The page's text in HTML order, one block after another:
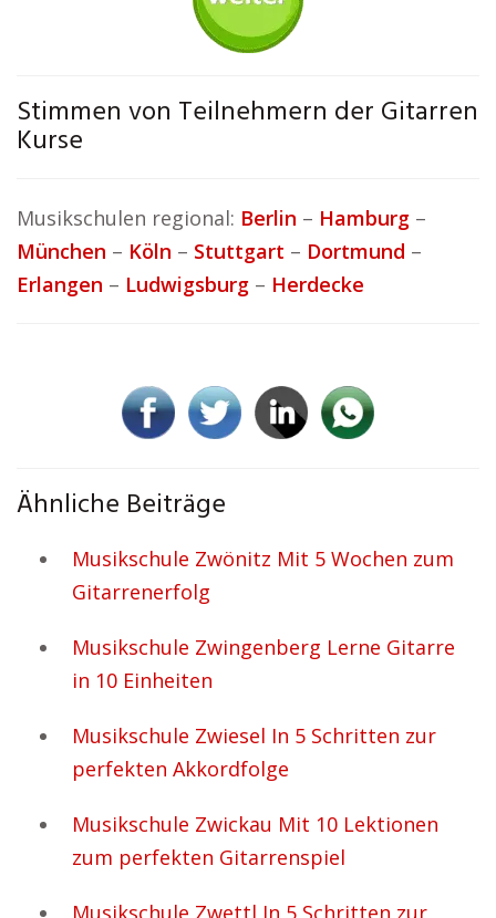
Stimmen von Teilnehmern der Gitarren
Kurse
Musikschulen regional: Berlin – Hamburg –
München – Köln – Stuttgart – Dortmund –
Erlangen – Ludwigsburg – Herdecke
Ähnliche Beiträge
Musikschule Zwönitz Mit 5 Wochen zum
Gitarrenerfolg
Musikschule Zwingenberg Lerne Gitarre
in 10 Einheiten
Musikschule Zwiesel In 5 Schritten zur
perfekten Akkordfolge
Musikschule Zwickau Mit 10 Lektionen
zum perfekten Gitarrenspiel
Musikschule Zwettl In 5 Schritten zur